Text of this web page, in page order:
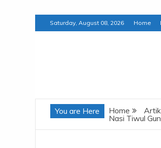
to
Saturday, August 08, 2026 Home
Chewonthatblog
You are Here Home
Nasi Tiwul